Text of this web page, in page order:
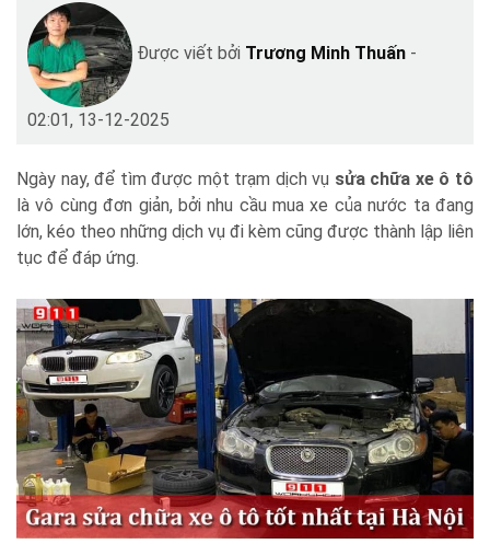
Được viết bởi Trương Minh Thuấn -
02:01, 13-12-2025
Ngày nay, để tìm được một trạm dịch vụ sửa chữa xe ô tô
là vô cùng đơn giản, bởi nhu cầu mua xe của nước ta đang
lớn, kéo theo những dịch vụ đi kèm cũng được thành lập liên
tục để đáp ứng.